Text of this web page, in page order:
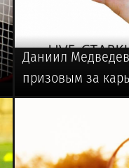
Даниил
призовым за
🥎 #ТЕННИС